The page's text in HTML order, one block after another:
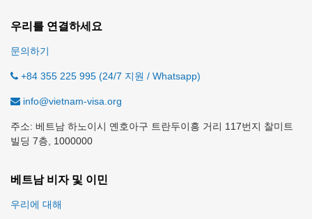
우리를 연결하세요
문의하기
+84 355 225 995 (24/7 지원 / Whatsapp)
info@vietnam-visa.org
주소: 베트남 하노이시 옌호아구 트란두이흥 거리 117번지 찰미트
빌딩 7층, 1000000
베트남 비자 및 이민
우리에 대해